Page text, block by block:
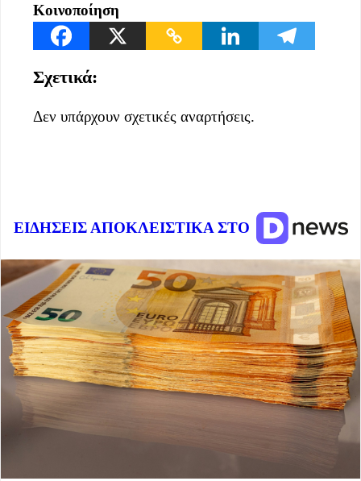
Κοινοποίηση
Σχετικά:
Δεν υπάρχουν σχετικές αναρτήσεις.
ΕΙΔΗΣΕΙΣ ΑΠΟΚΛΕΙΣΤΙΚΑ ΣΤΟ